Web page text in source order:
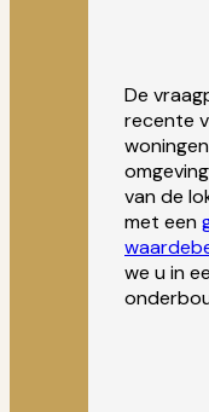
De
recente
van de
met een
we u in